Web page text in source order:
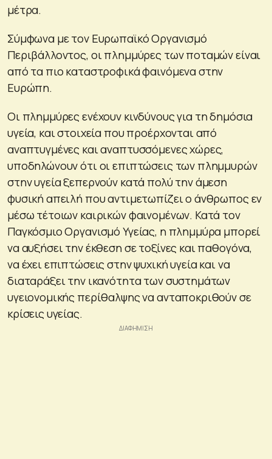
μέτρα.
Σύμφωνα με τον Ευρωπαϊκό Οργανισμό
Περιβάλλοντος, οι πλημμύρες των ποταμών είναι
από τα πιο καταστροφικά φαινόμενα στην
Ευρώπη.
Οι πλημμύρες ενέχουν κινδύνους για τη δημόσια
υγεία, και στοιχεία που προέρχονται από
αναπτυγμένες και αναπτυσσόμενες χώρες,
υποδηλώνουν ότι οι επιπτώσεις των πλημμυρών
στην υγεία ξεπερνούν κατά πολύ την άμεση
φυσική απειλή που αντιμετωπίζει ο άνθρωπος εν
μέσω τέτοιων καιρικών φαινομένων. Κατά τον
Παγκόσμιο Οργανισμό Υγείας, η πλημμύρα μπορεί
να αυξήσει την έκθεση σε τοξίνες και παθογόνα,
να έχει επιπτώσεις στην ψυχική υγεία και να
διαταράξει την ικανότητα των συστημάτων
υγειονομικής περίθαλψης να ανταποκριθούν σε
κρίσεις υγείας.